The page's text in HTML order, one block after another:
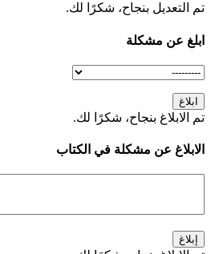
تم التعديل بنجاح، شكرًا لك.
ابلغ عن مشكلة
ابلاغ
تم الابلاغ بنجاح، شكرًا لك.
الابلاغ عن مشكلة في الكتاب
إبلاغ